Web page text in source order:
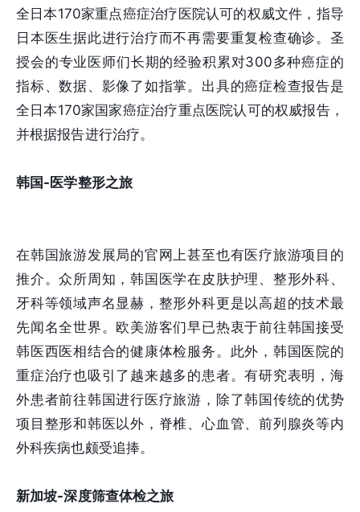
全日本170家重点癌症治疗医院认可的权威文件，指导
日本医生据此进行治疗而不再需要重复检查确诊。圣
授会的专业医师们长期的经验积累对300多种癌症的
指标、数据、影像了如指掌。出具的癌症检查报告是
全日本170家国家癌症治疗重点医院认可的权威报告，
并根据报告进行治疗。
韩国-医学整形之旅
在韩国旅游发展局的官网上甚至也有医疗旅游项目的
推介。众所周知，韩国医学在皮肤护理、整形外科、
牙科等领域声名显赫，整形外科更是以高超的技术最
先闻名全世界。欧美游客们早已热衷于前往韩国接受
韩医西医相结合的健康体检服务。此外，韩国医院的
重症治疗也吸引了越来越多的患者。有研究表明，海
外患者前往韩国进行医疗旅游，除了韩国传统的优势
项目整形和韩医以外，脊椎、心血管、前列腺炎等内
外科疾病也颇受追捧。
新加坡-深度筛查体检之旅